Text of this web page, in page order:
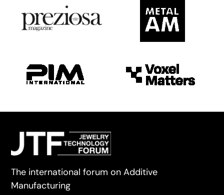
The international forum on Additive
Manufacturing